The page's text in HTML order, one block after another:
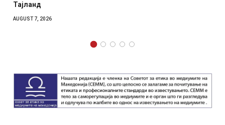
Тајланд
AUGUST 7, 2026